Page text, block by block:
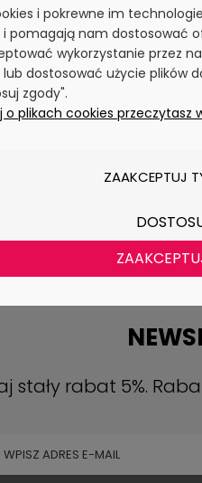
Srebro 925 - Literka K
Czerwiński
stały rabat 5%.
i pokrewne im
pomagają nam dostosować
wykorzystanie przez
lub dostosować użycie plików
zgody".
o plikach cookies przeczytasz
ZAAKCEPTUJ